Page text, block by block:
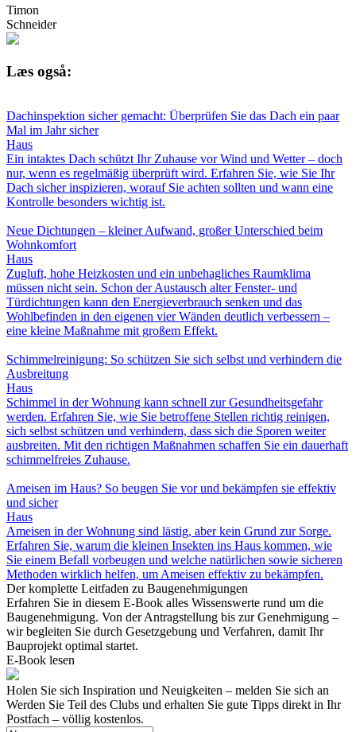
Timon
Schneider
Læs også:
Dachinspektion sicher gemacht: Überprüfen Sie das Dach ein paar
Mal im Jahr sicher
Haus
Ein intaktes Dach schützt Ihr Zuhause vor Wind und Wetter – doch
nur, wenn es regelmäßig überprüft wird. Erfahren Sie, wie Sie Ihr
Dach sicher inspizieren, worauf Sie achten sollten und wann eine
Kontrolle besonders wichtig ist.
Neue Dichtungen – kleiner Aufwand, großer Unterschied beim
Wohnkomfort
Haus
Zugluft, hohe Heizkosten und ein unbehagliches Raumklima
müssen nicht sein. Schon der Austausch alter Fenster- und
Türdichtungen kann den Energieverbrauch senken und das
Wohlbefinden in den eigenen vier Wänden deutlich verbessern –
eine kleine Maßnahme mit großem Effekt.
Schimmelreinigung: So schützen Sie sich selbst und verhindern die
Ausbreitung
Haus
Schimmel in der Wohnung kann schnell zur Gesundheitsgefahr
werden. Erfahren Sie, wie Sie betroffene Stellen richtig reinigen,
sich selbst schützen und verhindern, dass sich die Sporen weiter
ausbreiten. Mit den richtigen Maßnahmen schaffen Sie ein dauerhaft
schimmelfreies Zuhause.
Ameisen im Haus? So beugen Sie vor und bekämpfen sie effektiv
und sicher
Haus
Ameisen in der Wohnung sind lästig, aber kein Grund zur Sorge.
Erfahren Sie, warum die kleinen Insekten ins Haus kommen, wie
Sie einem Befall vorbeugen und welche natürlichen sowie sicheren
Methoden wirklich helfen, um Ameisen effektiv zu bekämpfen.
Der komplette Leitfaden zu Baugenehmigungen
Erfahren Sie in diesem E-Book alles Wissenswerte rund um die
Baugenehmigung. Von der Antragstellung bis zur Genehmigung –
wir begleiten Sie durch Gesetzgebung und Verfahren, damit Ihr
Bauprojekt optimal startet.
E-Book lesen
Holen Sie sich Inspiration und Neuigkeiten – melden Sie sich an
Werden Sie Teil des Clubs und erhalten Sie gute Tipps direkt in Ihr
Postfach – völlig kostenlos.